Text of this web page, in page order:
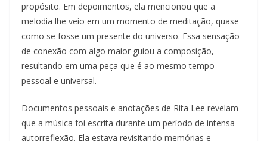
propósito. Em depoimentos, ela mencionou que a
melodia lhe veio em um momento de meditação, quase
como se fosse um presente do universo. Essa sensação
de conexão com algo maior guiou a composição,
resultando em uma peça que é ao mesmo tempo
pessoal e universal.
Documentos pessoais e anotações de Rita Lee revelam
que a música foi escrita durante um período de intensa
autorreflexão. Ela estava revisitando memórias e